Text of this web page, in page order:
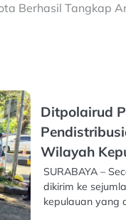
Berhasil Tangkap
Ditpolairud
Wilayah
SURABAYA –
dikirim ke
kepulauan yang